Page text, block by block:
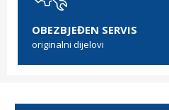
OBEZBJEĐEN SERVIS
originalni dijelovi